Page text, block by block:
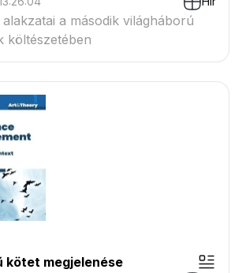
a második világháború
költészetében
kötet megjelenése